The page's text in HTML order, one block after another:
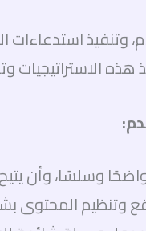
استدعاءات
الاستراتيجيات
وسلسًا، وأن
وتنظيم